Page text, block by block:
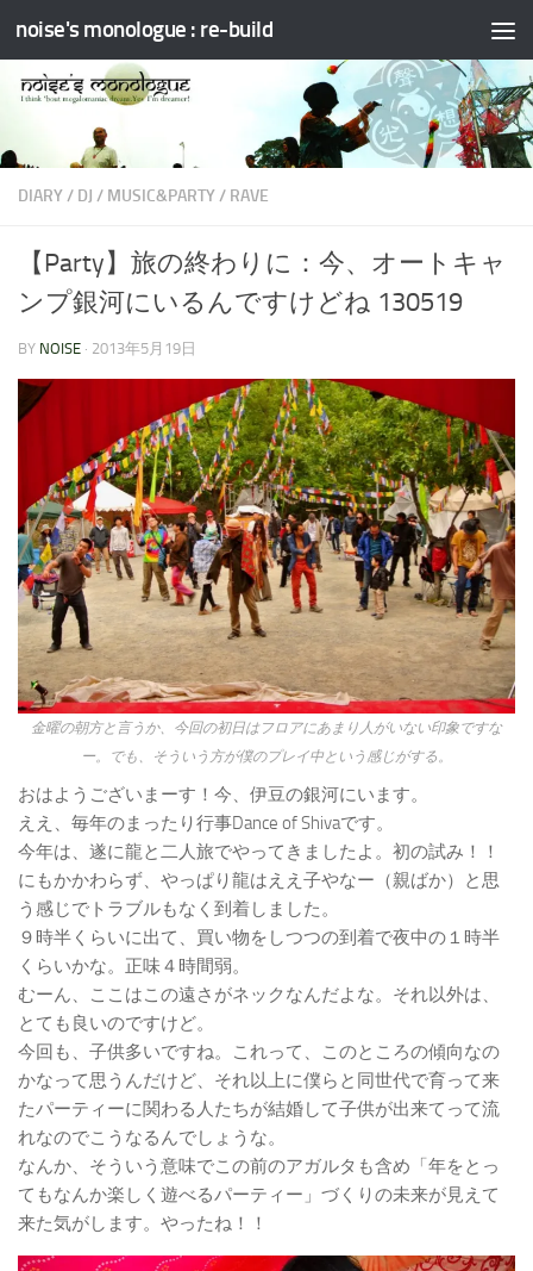
コンテンツへスキップ
noise's monologue : re-build
DIARY/ DJ / MUSIC&PARTY/ RAVE
【Party】旅の終わりに：今、オートキャ
ンプ銀河にいるんですけどね 130519
BY NOISE · 2013年5月19日
金曜の朝方と言うか、今回の初日はフロアにあまり人がいない印象ですな
ー。でも、そういう方が僕のプレイ中という感じがする。
おはようございまーす！今、伊豆の銀河にいます。
ええ、毎年のまったり行事Dance of Shivaです。
今年は、遂に龍と二人旅でやってきましたよ。初の試み！！
にもかかわらず、やっぱり龍はええ子やなー（親ばか）と思
う感じでトラブルもなく到着しました。
９時半くらいに出て、買い物をしつつの到着で夜中の１時半
くらいかな。正味４時間弱。
むーん、ここはこの遠さがネックなんだよな。それ以外は、
とても良いのですけど。
今回も、子供多いですね。これって、このところの傾向なの
かなって思うんだけど、それ以上に僕らと同世代で育って来
たパーティーに関わる人たちが結婚して子供が出来てって流
れなのでこうなるんでしょうな。
なんか、そういう意味でこの前のアガルタも含め「年をとっ
てもなんか楽しく遊べるパーティー」づくりの未来が見えて
来た気がします。やったね！！